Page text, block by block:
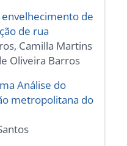
de
de rua
Camilla Martins
Oliveira Barros
Análise do
metropolitana do